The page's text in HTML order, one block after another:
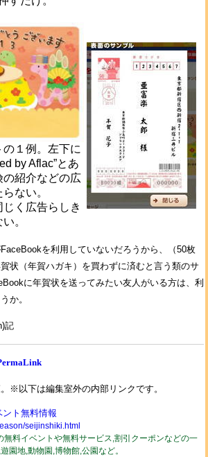
１例。左下に
by Aflac”とあ
の紹介などの広
ない。
く広告らしき
。
を利用していないだろうから、（50枚
状（年賀ハガキ）を買わずに済むと言う類のサ
に年賀状を送ってみたい友人がいる方は、利
か。
記
※以下は編集室外の内部リンクです。
ト無料情報
seijinshiki.html
無料イベントや無料サービス,割引クーポンなどの一
園地,動物園,博物館,公園など。